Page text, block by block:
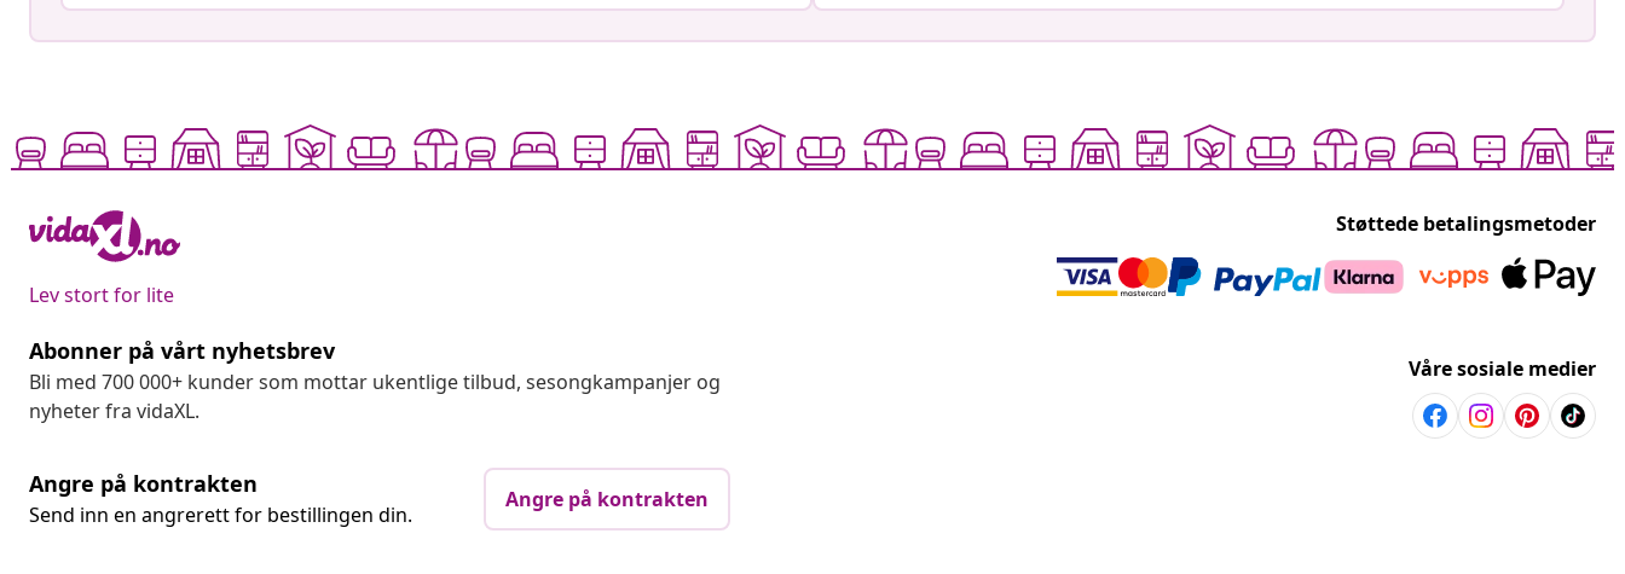
Lev stort for lite
Støttede betalingsmetoder
Abonner på vårt nyhetsbrev
Bli med 700 000+ kunder som mottar ukentlige tilbud, sesongkampanjer og
nyheter fra vidaXL.
Våre sosiale medier
Angre på kontrakten
Send inn en angrerett for bestillingen din.
Angre på kontrakten